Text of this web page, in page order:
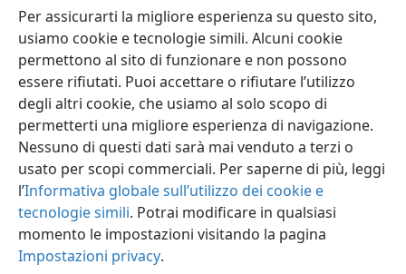
Per assicurarti la migliore esperienza su questo sito,
usiamo cookie e tecnologie simili. Alcuni cookie
permettono al sito di funzionare e non possono
essere rifiutati. Puoi accettare o rifiutare l’utilizzo
degli altri cookie, che usiamo al solo scopo di
permetterti una migliore esperienza di navigazione.
Nessuno di questi dati sarà mai venduto a terzi o
usato per scopi commerciali. Per saperne di più, leggi
l’Informativa globale sull’utilizzo dei cookie e
tecnologie simili. Potrai modificare in qualsiasi
momento le impostazioni visitando la pagina
Impostazioni privacy.
Italiano Condividi Impostazioni
Copyright© 2026 Watch Tower Bible and Tract Society of Pennsylvania
Condizioni d’uso Informativa sulla privacy
Impostazioni privacy
Accedi